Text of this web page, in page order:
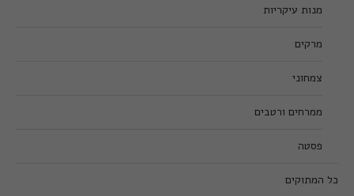
מנות עיקריות
מרקים
צמחוני
ממרחים ורטבים
פסטה
כל המתוקים